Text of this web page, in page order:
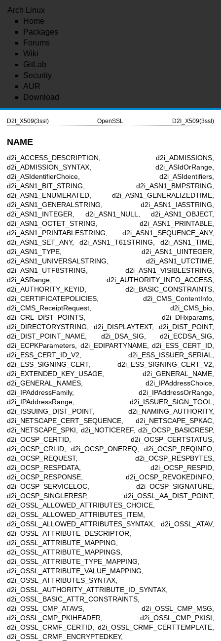
Arch Linux
Home
Packages
Forums
Wiki
GitLab
Security
AUR
Download
D2I_X509(3ssl) OpenSSL D2I_X509(3ssl)
NAME
d2i_ACCESS_DESCRIPTION, d2i_ADMISSIONS,
d2i_ADMISSION_SYNTAX, d2i_ASIdOrRange,
d2i_ASIdentifierChoice, d2i_ASIdentifiers,
d2i_ASN1_BIT_STRING, d2i_ASN1_BMPSTRING,
d2i_ASN1_ENUMERATED, d2i_ASN1_GENERALIZEDTIME,
d2i_ASN1_GENERALSTRING, d2i_ASN1_IA5STRING,
d2i_ASN1_INTEGER, d2i_ASN1_NULL, d2i_ASN1_OBJECT,
d2i_ASN1_OCTET_STRING, d2i_ASN1_PRINTABLE,
d2i_ASN1_PRINTABLESTRING, d2i_ASN1_SEQUENCE_ANY,
d2i_ASN1_SET_ANY, d2i_ASN1_T61STRING, d2i_ASN1_TIME,
d2i_ASN1_TYPE, d2i_ASN1_UINTEGER,
d2i_ASN1_UNIVERSALSTRING, d2i_ASN1_UTCTIME,
d2i_ASN1_UTF8STRING, d2i_ASN1_VISIBLESTRING,
d2i_ASRange, d2i_AUTHORITY_INFO_ACCESS,
d2i_AUTHORITY_KEYID, d2i_BASIC_CONSTRAINTS,
d2i_CERTIFICATEPOLICIES, d2i_CMS_ContentInfo,
d2i_CMS_ReceiptRequest, d2i_CMS_bio,
d2i_CRL_DIST_POINTS, d2i_DHxparams,
d2i_DIRECTORYSTRING, d2i_DISPLAYTEXT, d2i_DIST_POINT,
d2i_DIST_POINT_NAME, d2i_DSA_SIG, d2i_ECDSA_SIG,
d2i_ECPKParameters, d2i_EDIPARTYNAME, d2i_ESS_CERT_ID,
d2i_ESS_CERT_ID_V2, d2i_ESS_ISSUER_SERIAL,
d2i_ESS_SIGNING_CERT, d2i_ESS_SIGNING_CERT_V2,
d2i_EXTENDED_KEY_USAGE, d2i_GENERAL_NAME,
d2i_GENERAL_NAMES, d2i_IPAddressChoice,
d2i_IPAddressFamily, d2i_IPAddressOrRange,
d2i_IPAddressRange, d2i_ISSUER_SIGN_TOOL,
d2i_ISSUING_DIST_POINT, d2i_NAMING_AUTHORITY,
d2i_NETSCAPE_CERT_SEQUENCE, d2i_NETSCAPE_SPKAC,
d2i_NETSCAPE_SPKI, d2i_NOTICEREF, d2i_OCSP_BASICRESP,
d2i_OCSP_CERTID, d2i_OCSP_CERTSTATUS,
d2i_OCSP_CRLID, d2i_OCSP_ONEREQ, d2i_OCSP_REQINFO,
d2i_OCSP_REQUEST, d2i_OCSP_RESPBYTES,
d2i_OCSP_RESPDATA, d2i_OCSP_RESPID,
d2i_OCSP_RESPONSE, d2i_OCSP_REVOKEDINFO,
d2i_OCSP_SERVICELOC, d2i_OCSP_SIGNATURE,
d2i_OCSP_SINGLERESP, d2i_OSSL_AA_DIST_POINT,
d2i_OSSL_ALLOWED_ATTRIBUTES_CHOICE,
d2i_OSSL_ALLOWED_ATTRIBUTES_ITEM,
d2i_OSSL_ALLOWED_ATTRIBUTES_SYNTAX, d2i_OSSL_ATAV,
d2i_OSSL_ATTRIBUTE_DESCRIPTOR,
d2i_OSSL_ATTRIBUTE_MAPPING,
d2i_OSSL_ATTRIBUTE_MAPPINGS,
d2i_OSSL_ATTRIBUTE_TYPE_MAPPING,
d2i_OSSL_ATTRIBUTE_VALUE_MAPPING,
d2i_OSSL_ATTRIBUTES_SYNTAX,
d2i_OSSL_AUTHORITY_ATTRIBUTE_ID_SYNTAX,
d2i_OSSL_BASIC_ATTR_CONSTRAINTS,
d2i_OSSL_CMP_ATAVS, d2i_OSSL_CMP_MSG,
d2i_OSSL_CMP_PKIHEADER, d2i_OSSL_CMP_PKISI,
d2i_OSSL_CRMF_CERTID, d2i_OSSL_CRMF_CERTTEMPLATE,
d2i_OSSL_CRMF_ENCRYPTEDKEY,